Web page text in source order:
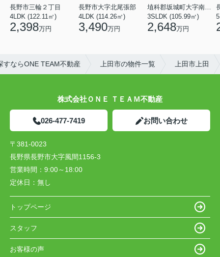
長野市三輪２丁目
4LDK (122.11㎡)
2,398万円
長野市大字北尾張部
4LDK (114.26㎡)
3,490万円
埴科郡坂城町大字南条鼠団地
3SLDK (105.99㎡)
2,648万円
すならONE TEAM不動産 上田市の物件一覧 上田市上田
株式会社ＯＮＥ ＴＥＡＭ不動産
026-477-7419 お問い合わせ
〒381-0023
長野県長野市大字風間1156-3
営業時間： 9:00～18:00
定休日： 無し
トップページ
スタッフ
お客様の声